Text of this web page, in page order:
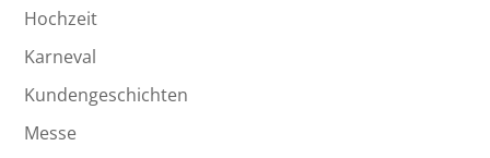
Hochzeit
Karneval
Kundengeschichten
Messe